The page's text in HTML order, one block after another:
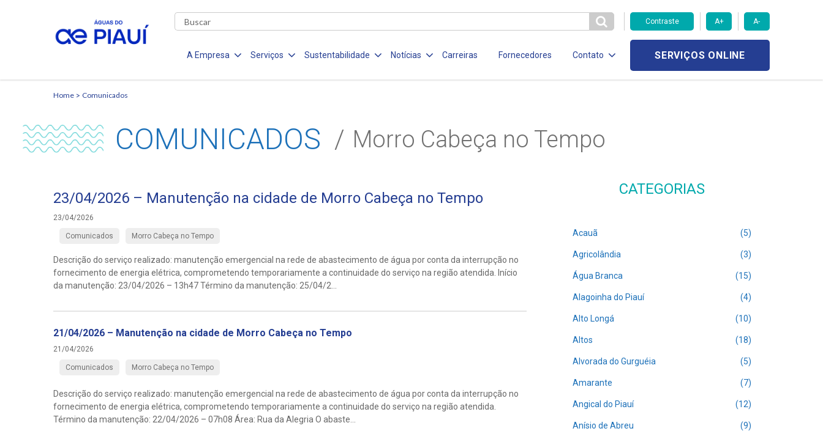
Contraste A+ A-
A Empresa Serviços Sustentabilidade Notícias Carreiras Fornecedores Contato SERVIÇOS ONLINE
Home Comunicados
COMUNICADOS Morro Cabeça no Tempo
23/04/2026 – Manutenção na cidade de Morro Cabeça no Tempo
23/04/2026
Comunicados Morro Cabeça no Tempo
Descrição do serviço realizado: manutenção emergencial na rede de abastecimento de água por conta da interrupção no
fornecimento de energia elétrica, comprometendo temporariamente a continuidade do serviço na região atendida. Início
da manutenção: 23/04/2026 – 13h47 Término da manutenção: 25/04/2...
21/04/2026 – Manutenção na cidade de Morro Cabeça no Tempo
21/04/2026
Comunicados Morro Cabeça no Tempo
Descrição do serviço realizado: manutenção emergencial na rede de abastecimento de água por conta da interrupção no
fornecimento de energia elétrica, comprometendo temporariamente a continuidade do serviço na região atendida.
Término da manutenção: 22/04/2026 – 07h08 Área: Rua da Alegria O abaste...
CATEGORIAS
Acauã (5)
Agricolândia (3)
Água Branca (15)
Alagoinha do Piauí (4)
Alto Longá (10)
Altos (18)
Alvorada do Gurguéia (5)
Amarante (7)
Angical do Piauí (12)
Anísio de Abreu (9)